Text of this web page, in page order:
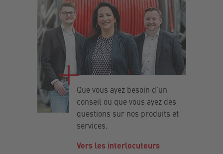
Que vous ayez besoin d'un
conseil ou que vous ayez des
questions sur nos produits et
services.
Vers les interlocuteurs